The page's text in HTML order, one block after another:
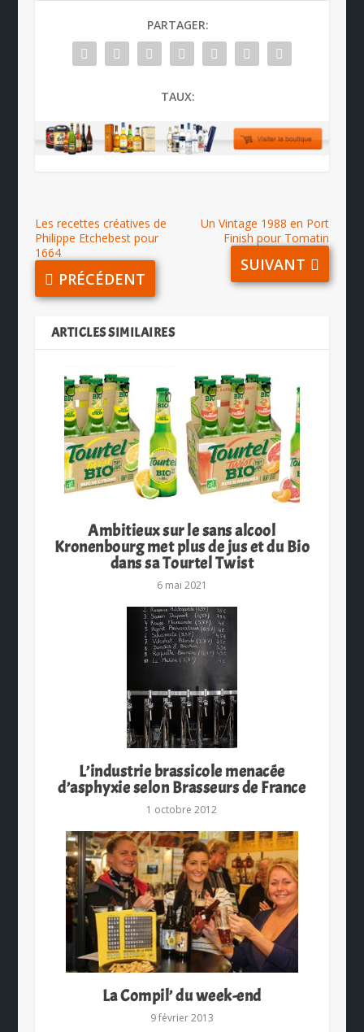
PARTAGER:
TAUX:
Les recettes créatives de
Philippe Etchebest pour
1664
PRÉCÉDENT
Un Vintage 1988 en Port
Finish pour Tomatin
SUIVANT
ARTICLES SIMILAIRES
Ambitieux sur le sans alcool
Kronenbourg met plus de jus et du Bio
dans sa Tourtel Twist
6 mai 2021
L’industrie brassicole menacée
d’asphyxie selon Brasseurs de France
1 octobre 2012
La Compil’ du week-end
9 février 2013